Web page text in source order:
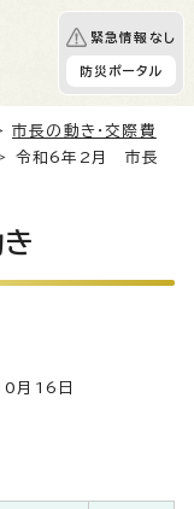
緊急情報なし
防災ポータル
市長の動き・交際費
令和6年2月 市長
月16日